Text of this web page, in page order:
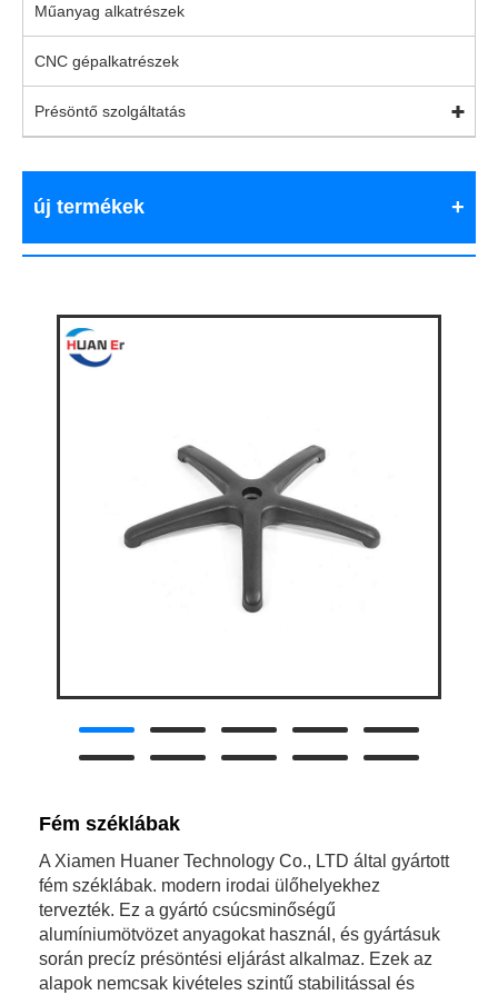
Műanyag alkatrészek
CNC gépalkatrészek
Présöntő szolgáltatás
új termékek
Fém széklábak
A Xiamen Huaner Technology Co., LTD által gyártott
fém széklábak. modern irodai ülőhelyekhez
tervezték. Ez a gyártó csúcsminőségű
alumíniumötvözet anyagokat használ, és gyártásuk
során precíz présöntési eljárást alkalmaz. Ezek az
alapok nemcsak kivételes szintű stabilitással és